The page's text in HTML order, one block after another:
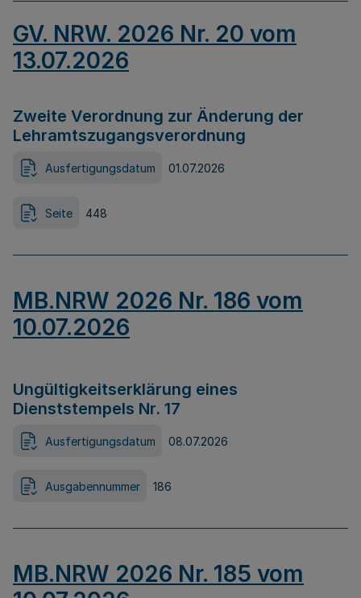
GV. NRW. 2026 Nr. 20 vom
13.07.2026
Zweite Verordnung zur Änderung der
Lehramtszugangsverordnung
Ausfertigungsdatum 01.07.2026
Seite 448
MB.NRW 2026 Nr. 186 vom
10.07.2026
Ungültigkeitserklärung eines
Dienststempels Nr. 17
Ausfertigungsdatum 08.07.2026
Ausgabennummer 186
MB.NRW 2026 Nr. 185 vom